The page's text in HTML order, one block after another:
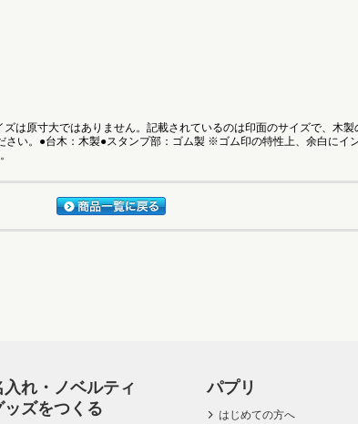
は原寸大ではありません。記載されているのは印面のサイズで、木
い。●台木：木製●スタンプ部：ゴム製 ※ゴム印の特性上、余白にイ
入れ・ノベルティ
ッズをつくる
パプリ
はじめての方へ